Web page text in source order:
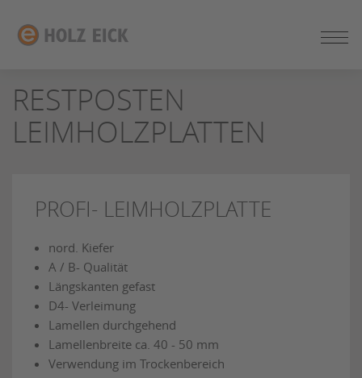
SEITENINHALT
RESTPOSTEN
LEIMHOLZPLATTEN
PROFI- LEIMHOLZPLATTE
nord. Kiefer
A / B- Qualität
Längskanten gefast
D4- Verleimung
Lamellen durchgehend
Lamellenbreite ca. 40 - 50 mm
Verwendung im Trockenbereich